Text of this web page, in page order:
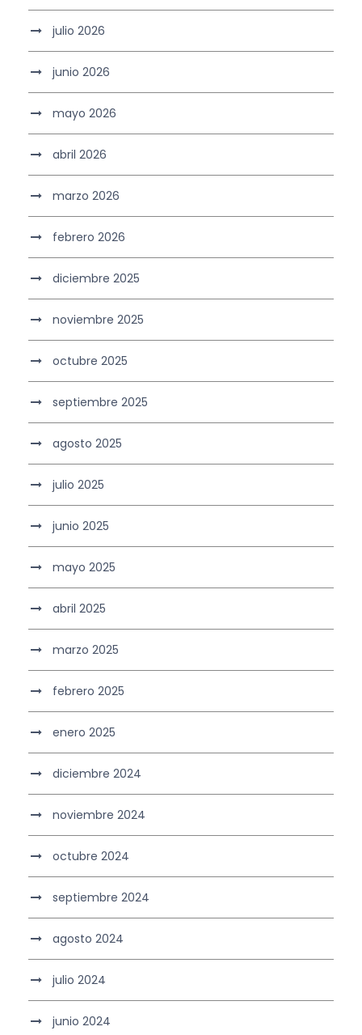
julio 2026
junio 2026
mayo 2026
abril 2026
marzo 2026
febrero 2026
diciembre 2025
noviembre 2025
octubre 2025
septiembre 2025
agosto 2025
julio 2025
junio 2025
mayo 2025
abril 2025
marzo 2025
febrero 2025
enero 2025
diciembre 2024
noviembre 2024
octubre 2024
septiembre 2024
agosto 2024
julio 2024
junio 2024